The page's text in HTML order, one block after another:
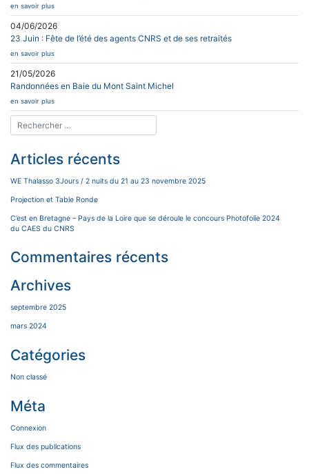
en savoir plus
04/06/2026
23 Juin : Fête de l’été des agents CNRS et de ses retraités
en savoir plus
21/05/2026
Randonnées en Baie du Mont Saint Michel
en savoir plus
Articles récents
WE Thalasso 3Jours / 2 nuits du 21 au 23 novembre 2025
Projection et Table Ronde
C’est en Bretagne – Pays de la Loire que se déroule le concours Photofolie 2024
du CAES du CNRS
Commentaires récents
Archives
septembre 2025
mars 2024
Catégories
Non classé
Méta
Connexion
Flux des publications
Flux des commentaires